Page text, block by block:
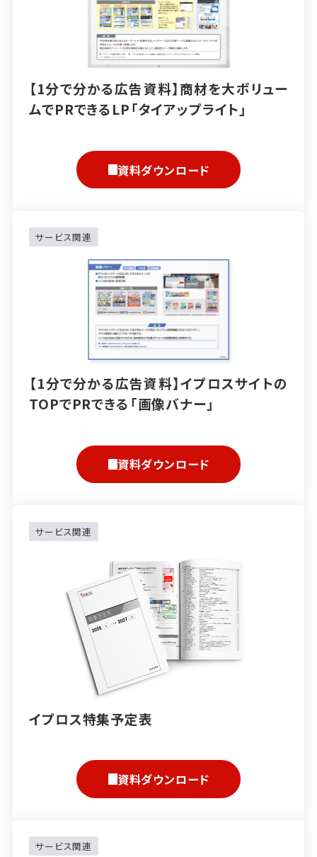
【1分で分かる広告資料】商材を大ボリュー
ムでPRできるLP「タイアップライト」
資料ダウンロード
サービス関連
【1分で分かる広告資料】イプロスサイトの
TOPでPRできる「画像バナー」
資料ダウンロード
サービス関連
イプロス特集予定表
資料ダウンロード
サービス関連